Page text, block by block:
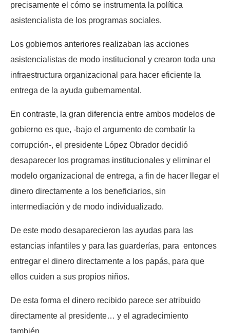
precisamente el cómo se instrumenta la política
asistencialista de los programas sociales.
Los gobiernos anteriores realizaban las acciones
asistencialistas de modo institucional y crearon toda una
infraestructura organizacional para hacer eficiente la
entrega de la ayuda gubernamental.
En contraste, la gran diferencia entre ambos modelos de
gobierno es que, -bajo el argumento de combatir la
corrupción-, el presidente López Obrador decidió
desaparecer los programas institucionales y eliminar el
modelo organizacional de entrega, a fin de hacer llegar el
dinero directamente a los beneficiarios, sin
intermediación y de modo individualizado.
De este modo desaparecieron las ayudas para las
estancias infantiles y para las guarderías, para entonces
entregar el dinero directamente a los papás, para que
ellos cuiden a sus propios niños.
De esta forma el dinero recibido parece ser atribuido
directamente al presidente… y el agradecimiento